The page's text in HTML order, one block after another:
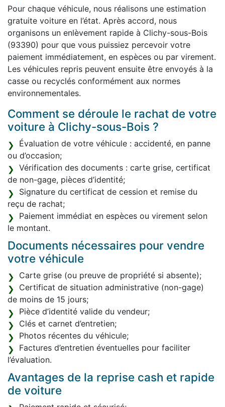
Pour chaque véhicule, nous réalisons une estimation
gratuite voiture en l’état. Après accord, nous
organisons un enlèvement rapide à Clichy-sous-Bois
(93390) pour que vous puissiez percevoir votre
paiement immédiatement, en espèces ou par virement.
Les véhicules repris peuvent ensuite être envoyés à la
casse ou recyclés conformément aux normes
environnementales.
Comment se déroule le rachat de votre
voiture à Clichy-sous-Bois ?
Évaluation de votre véhicule : accidenté, en panne
ou d’occasion;
Vérification des documents : carte grise, certificat
de non-gage, pièces d’identité;
Signature du certificat de cession et remise du
reçu de rachat;
Paiement immédiat en espèces ou virement selon
le montant.
Documents nécessaires pour vendre
votre véhicule
Carte grise (ou preuve de propriété si absente);
Certificat de situation administrative (non-gage)
de moins de 15 jours;
Pièce d’identité valide du vendeur;
Clés et carnet d’entretien;
Photos récentes du véhicule;
Factures d’entretien éventuelles pour faciliter
l’évaluation.
Avantages de la reprise cash et rapide
de voiture